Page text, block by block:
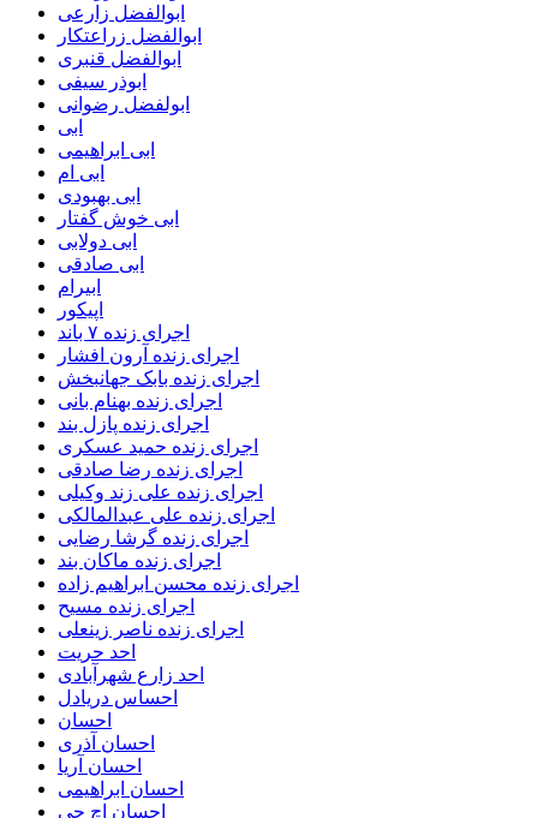
ابوالفضل زارعی
ابوالفضل زراعتکار
ابوالفضل قنبری
ابوذر سیفی
ابولفضل رضوانی
ابی
ابی ابراهیمی
ابی ام
ابی بهبودی
ابی خوش گفتار
ابی دولابی
ابی صادقی
ابیرام
اپیکور
اجرای زنده ۷ باند
اجرای زنده آرون افشار
اجرای زنده بابک جهانبخش
اجرای زنده بهنام بانی
اجرای زنده پازل بند
اجرای زنده حمید عسکری
اجرای زنده رضا صادقی
اجرای زنده علی زند وکیلی
اجرای زنده علی عبدالمالکی
اجرای زنده گرشا رضایی
اجرای زنده ماکان بند
اجرای زنده محسن ابراهیم زاده
اجرای زنده مسیح
اجرای زنده ناصر زینعلی
احد حریت
احد زارع شهرآبادی
احساس دریادل
احسان
احسان آذری
احسان آریا
احسان ابراهیمی
احسان اچ جی